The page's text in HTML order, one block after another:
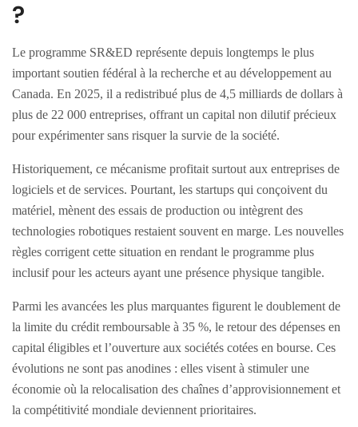
?
Le programme SR&ED représente depuis longtemps le plus
important soutien fédéral à la recherche et au développement au
Canada. En 2025, il a redistribué plus de 4,5 milliards de dollars à
plus de 22 000 entreprises, offrant un capital non dilutif précieux
pour expérimenter sans risquer la survie de la société.
Historiquement, ce mécanisme profitait surtout aux entreprises de
logiciels et de services. Pourtant, les startups qui conçoivent du
matériel, mènent des essais de production ou intègrent des
technologies robotiques restaient souvent en marge. Les nouvelles
règles corrigent cette situation en rendant le programme plus
inclusif pour les acteurs ayant une présence physique tangible.
Parmi les avancées les plus marquantes figurent le doublement de
la limite du crédit remboursable à 35 %, le retour des dépenses en
capital éligibles et l’ouverture aux sociétés cotées en bourse. Ces
évolutions ne sont pas anodines : elles visent à stimuler une
économie où la relocalisation des chaînes d’approvisionnement et
la compétitivité mondiale deviennent prioritaires.